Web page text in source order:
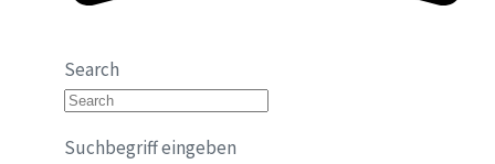
Search
Suchbegriff eingeben